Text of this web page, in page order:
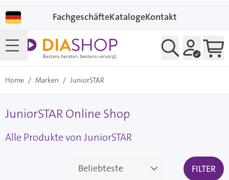
FachgeschäfteKatalogeKontakt
Home / Marken / JuniorSTAR
JuniorSTAR Online Shop
Alle Produkte von JuniorSTAR
FILTER